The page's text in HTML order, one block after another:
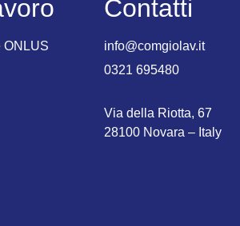
ONLUS
Contatti
info@comgiolav.it
0321 695480
Via della Riotta, 67
28100 Novara – Italy